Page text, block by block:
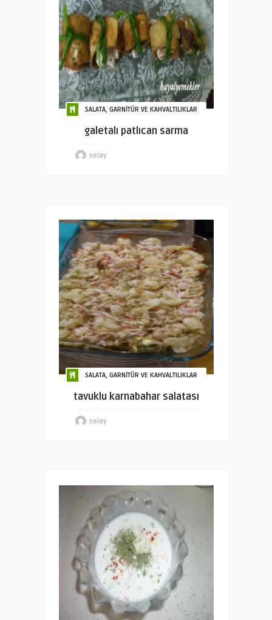
SALATA, GARNİTÜR VE KAHVALTILIKLAR
galetalı patlıcan sarma
selay
SALATA, GARNİTÜR VE KAHVALTILIKLAR
tavuklu karnabahar salatası
selay